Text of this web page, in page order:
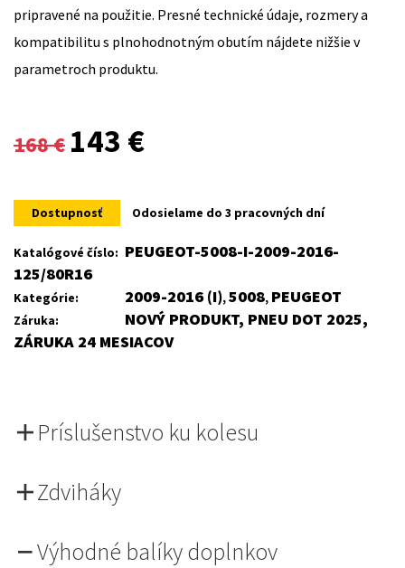
pripravené na použitie. Presné technické údaje, rozmery a
kompatibilitu s plnohodnotným obutím nájdete nižšie v
parametroch produktu.
168€
Original
was:
168 €.
143 €
is:
143 €.
Dostupnosť Odosielame do 3 pracovných dní
Katalógové číslo: PEUGEOT-5008-I-2009-2016-
125/80R16
Kategórie: 2009-2016 (I),5008, PEUGEOT
Záruka:
NOVÝ PRODUKT, PNEU DOT 2025,
ZÁRUKA 24 MESIACOV
Príslušenstvo ku kolesu
Zdviháky
Výhodné balíky doplnkov